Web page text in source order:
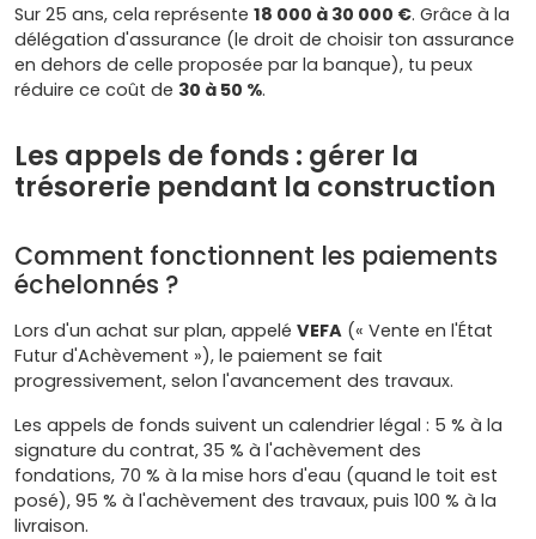
Sur 25 ans, cela représente 18 000 à 30 000 €. Grâce à la
délégation d'assurance (le droit de choisir ton assurance
en dehors de celle proposée par la banque), tu peux
réduire ce coût de 30 à 50 %.
Les appels de fonds : gérer la
trésorerie pendant la construction
Comment fonctionnent les paiements
échelonnés ?
Lors d'un achat sur plan, appelé VEFA (« Vente en l'État
Futur d'Achèvement »), le paiement se fait
progressivement, selon l'avancement des travaux.
Les appels de fonds suivent un calendrier légal : 5 % à la
signature du contrat, 35 % à l'achèvement des
fondations, 70 % à la mise hors d'eau (quand le toit est
posé), 95 % à l'achèvement des travaux, puis 100 % à la
livraison.